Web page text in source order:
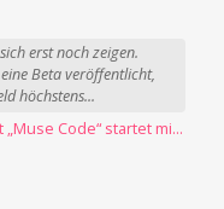
erst noch zeigen.
Beta veröffentlicht,
höchstens...
→ Meta holt auf: KI-Agent „Muse Code“ startet mit erster Betaversion